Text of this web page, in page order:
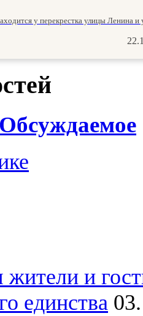
у перекрестка улицы Ленина и
Обсуждаемое
жители и
единства